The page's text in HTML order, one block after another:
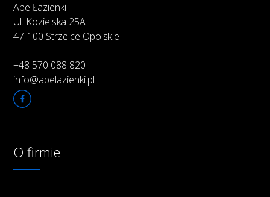
Ape Łazienki
Ul. Kozielska 25A
47-100 Strzelce Opolskie
+48 570 088 820
info@apelazienki.pl
O firmie